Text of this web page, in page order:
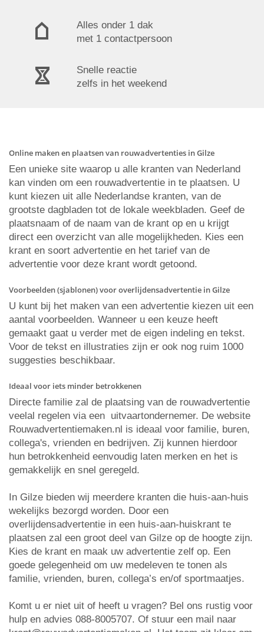
Alles onder 1 dak
met 1 contactpersoon
Snelle reactie
zelfs in het weekend
Online maken en plaatsen van rouwadvertenties in Gilze
Een unieke site waarop u alle kranten van Nederland
kan vinden om een rouwadvertentie in te plaatsen. U
kunt kiezen uit alle Nederlandse kranten, van de
grootste dagbladen tot de lokale weekbladen. Geef de
plaatsnaam of de naam van de krant op en u krijgt
direct een overzicht van alle mogelijkheden. Kies een
krant en soort advertentie en het tarief van de
advertentie voor deze krant wordt getoond.
Voorbeelden (sjablonen) voor overlijdensadvertentie in Gilze
U kunt bij het maken van een advertentie kiezen uit een
aantal voorbeelden. Wanneer u een keuze heeft
gemaakt gaat u verder met de eigen indeling en tekst.
Voor de tekst en illustraties zijn er ook nog ruim 1000
suggesties beschikbaar.
Ideaal voor iets minder betrokkenen
Directe familie zal de plaatsing van de rouwadvertentie
veelal regelen via een uitvaartondernemer. De website
Rouwadvertentiemaken.nl is ideaal voor familie, buren,
collega's, vrienden en bedrijven. Zij kunnen hierdoor
hun betrokkenheid eenvoudig laten merken en het is
gemakkelijk en snel geregeld.
In Gilze bieden wij meerdere kranten die huis-aan-huis
wekelijks bezorgd worden. Door een
overlijdensadvertentie in een huis-aan-huiskrant te
plaatsen zal een groot deel van Gilze op de hoogte zijn.
Kies de krant en maak uw advertentie zelf op. Een
goede gelegenheid om uw medeleven te tonen als
familie, vrienden, buren, collega’s en/of sportmaatjes.
Komt u er niet uit of heeft u vragen? Bel ons rustig voor
hulp en advies 088-8005707. Of stuur een mail naar